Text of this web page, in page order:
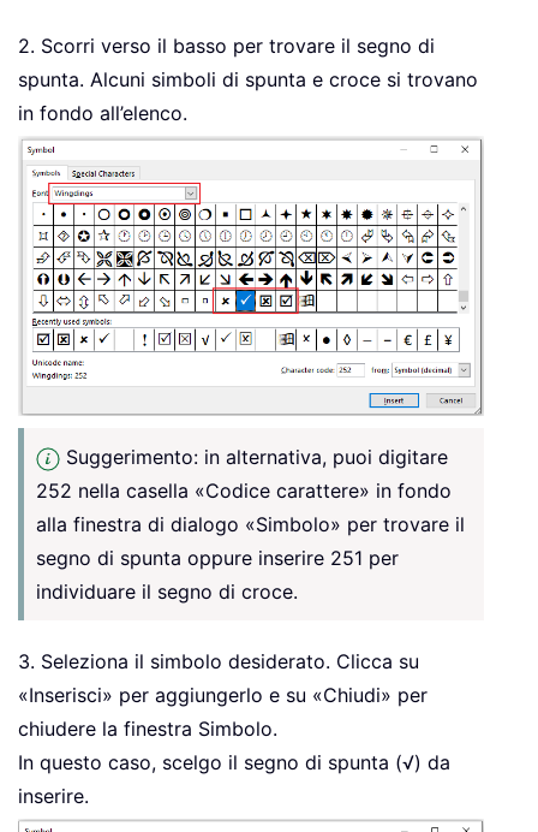
2. Scorri verso il basso per trovare il segno di
spunta. Alcuni simboli di spunta e croce si trovano
in fondo all’elenco.
Suggerimento: in alternativa, puoi digitare
252 nella casella «Codice carattere» in fondo
alla finestra di dialogo «Simbolo» per trovare il
segno di spunta oppure inserire 251 per
individuare il segno di croce.
3. Seleziona il simbolo desiderato. Clicca su
«Inserisci» per aggiungerlo e su «Chiudi» per
chiudere la finestra Simbolo.
In questo caso, scelgo il segno di spunta (√) da
inserire.